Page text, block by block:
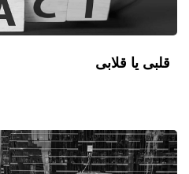
قلبی یا قلابی